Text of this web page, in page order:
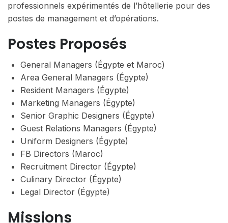
professionnels expérimentés de l’hôtellerie pour des
postes de management et d’opérations.
Postes Proposés
General Managers (Égypte et Maroc)
Area General Managers (Égypte)
Resident Managers (Égypte)
Marketing Managers (Égypte)
Senior Graphic Designers (Égypte)
Guest Relations Managers (Égypte)
Uniform Designers (Égypte)
FB Directors (Maroc)
Recruitment Director (Égypte)
Culinary Director (Égypte)
Legal Director (Égypte)
Missions